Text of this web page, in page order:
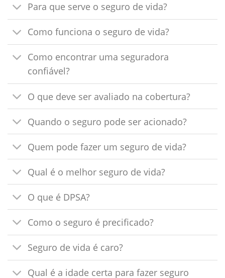
Para que serve o seguro de vida?
Como funciona o seguro de vida?
Como encontrar uma seguradora
confiável?
O que deve ser avaliado na cobertura?
Quando o seguro pode ser acionado?
Quem pode fazer um seguro de vida?
Qual é o melhor seguro de vida?
O que é DPSA?
Como o seguro é precificado?
Seguro de vida é caro?
Qual é a idade certa para fazer seguro